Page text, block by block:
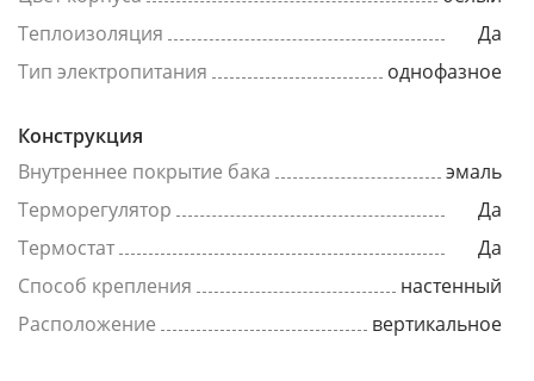
Теплоизоляция
Да
Тип электропитания
однофазное
Конструкция
Внутреннее покрытие бака
эмаль
Терморегулятор
Да
Термостат
Да
Способ крепления
настенный
Расположение
вертикальное